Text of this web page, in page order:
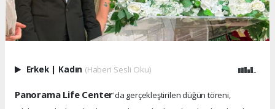
Erkek | Kadın (Haberi Sesli Oku)
Panorama Life Center'da gerçekleştirilen düğün töreni,